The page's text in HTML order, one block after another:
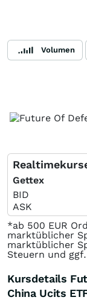
Volumen
Gettex
BID
ASK
*ab 500 EUR
marktüblicher
marktüblicher
Steuern und
Kursdetails
China Ucits